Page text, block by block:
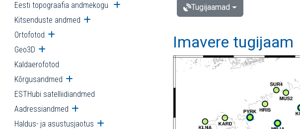
Eesti topograafia andmekogu Ava alammenüü
Kitsenduste andmed Ava alammenüü
Ortofotod Ava alammenüü
Geo3D Ava alammenüü
Kaldaerofotod
Kõrgusandmed Ava alammenüü
ESTHubi satelliidiandmed
Aadressiandmed Ava alammenüü
Haldus- ja asustusjaotus Ava alammenüü
Tugijaamad
Imavere tugijaam